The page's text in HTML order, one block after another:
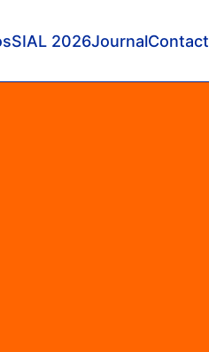
SIAL 2026JournalContact